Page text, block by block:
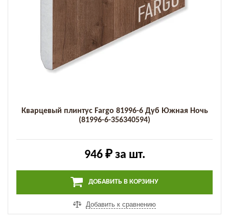
Кварцевый плинтус Fargo 81996-6 Дуб Южная Ночь
(81996-6-356340594)
946 ₽за шт.
ДОБАВИТЬ В КОРЗИНУ
Добавить к сравнению